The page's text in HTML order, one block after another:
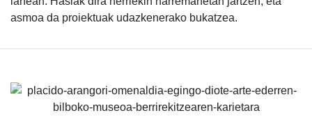
asmoa da proiektuak udazkenerako bukatzea.